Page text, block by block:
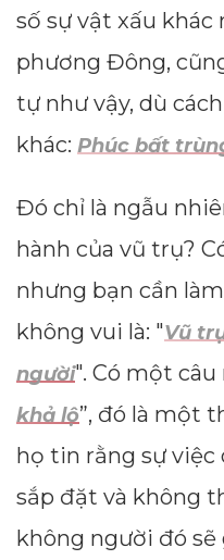
số sự vật xấu khác
phương Đông,
tự như vậy, dù
khác: Phúc bất
Đó chỉ là ngẫu
hành của vũ trụ?
nhưng bạn cần
không vui là: "Vũ
người". Có một câu
khả lộ”, đó là một
họ tin rằng sự việc
sắp đặt và không
không người đó sẽ